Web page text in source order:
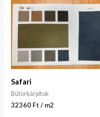
Safari
Bútorkárpitok
32360 Ft / m2